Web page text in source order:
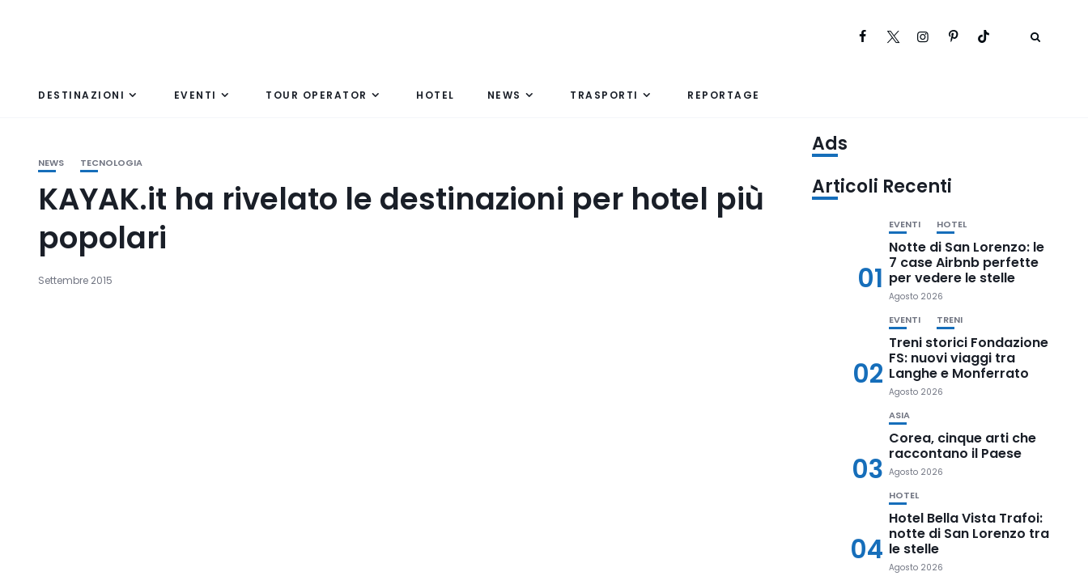
DESTINAZIONI EVENTI TOUR OPERATOR HOTEL NEWS TRASPORTI REPORTAGE
NEWS TECNOLOGIA
KAYAK.it ha rivelato le destinazioni per hotel più
popolari
Settembre 2015
Ads
Articoli Recenti
01
EVENTI HOTEL
Notte di San Lorenzo: le
7 case Airbnb perfette
per vedere le stelle
Agosto 2026
02
EVENTI TRENI
Treni storici Fondazione
FS: nuovi viaggi tra
Langhe e Monferrato
Agosto 2026
03
ASIA
Corea, cinque arti che
raccontano il Paese
Agosto 2026
04
HOTEL
Hotel Bella Vista Trafoi:
notte di San Lorenzo tra
le stelle
Agosto 2026